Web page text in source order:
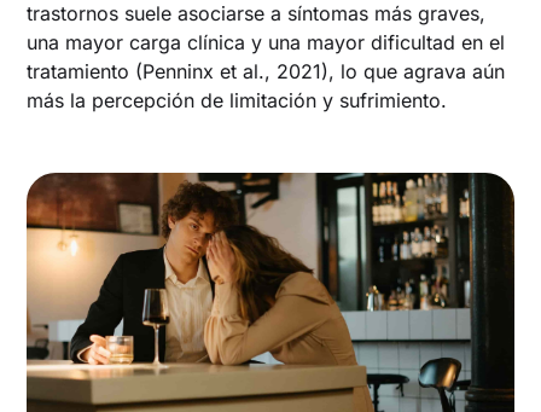
trastornos suele asociarse a síntomas más graves,
una mayor carga clínica y una mayor dificultad en el
tratamiento (Penninx et al., 2021), lo que agrava aún
más la percepción de limitación y sufrimiento.